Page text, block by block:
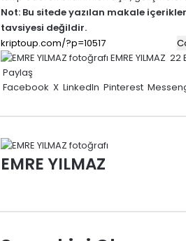
Not: Bu sitede yazılan makale
tavsiyesi değildir.
EMRE YILMAZ Bir
22
Paylaş
Facebook X LinkedIn Pinterest
EMRE YILMAZ